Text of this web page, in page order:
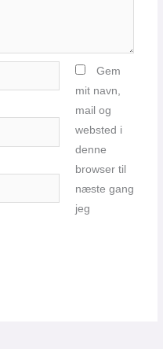
Gem
mit navn,
mail og
websted i
denne
browser til
næste gang
jeg